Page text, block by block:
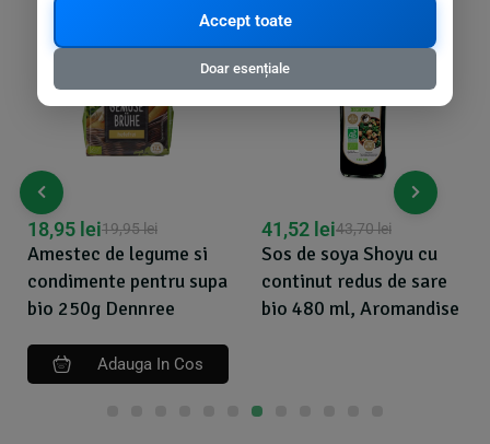
Amestec de legume si
condimente pentru supa
bio 250g Dennree
19,95lei
18,95 lei
Adauga In Cos
Sos de soya Shoyu cu
continut redus de sare
bio 480 ml, Aromandise
43,70lei
41,52 lei
Accept toate
Doar esențiale